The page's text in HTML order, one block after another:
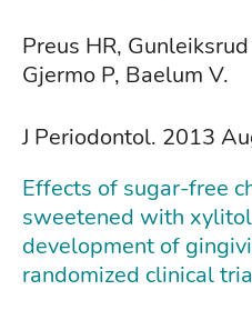
Preus HR,
Gjermo P, Baelum V.
J Periodontol. 2013
Effects of sugar-free
sweetened with
development of
randomized clinical